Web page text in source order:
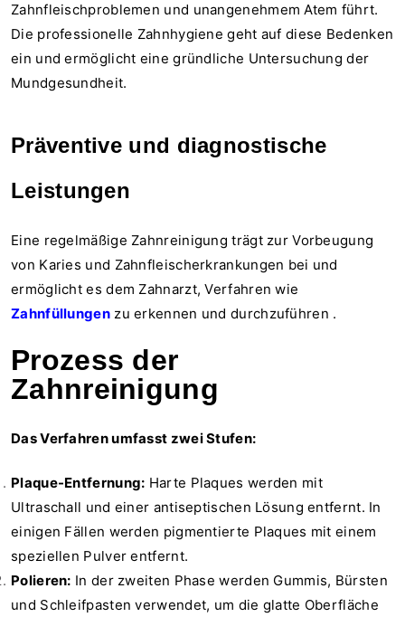
Zahnfleischproblemen und unangenehmem Atem führt.
Die professionelle Zahnhygiene geht auf diese Bedenken
ein und ermöglicht eine gründliche Untersuchung der
Mundgesundheit.
Präventive und diagnostische
Leistungen
Eine regelmäßige Zahnreinigung trägt zur Vorbeugung
von Karies und Zahnfleischerkrankungen bei und
ermöglicht es dem Zahnarzt, Verfahren wie
Zahnfüllungenzu erkennen und durchzuführen .
Prozess der
Zahnreinigung
Das Verfahren umfasst zwei Stufen:
Plaque-Entfernung: Harte Plaques werden mit
Ultraschall und einer antiseptischen Lösung entfernt. In
einigen Fällen werden pigmentierte Plaques mit einem
speziellen Pulver entfernt.
Polieren: In der zweiten Phase werden Gummis, Bürsten
und Schleifpasten verwendet, um die glatte Oberfläche